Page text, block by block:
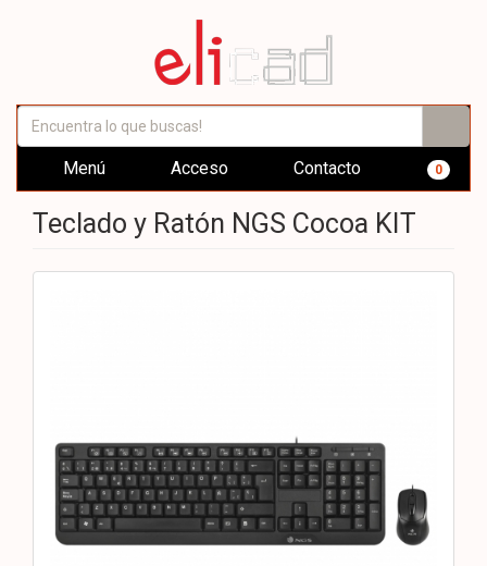
Menú Acceso Contacto 0
Teclado y Ratón NGS Cocoa KIT